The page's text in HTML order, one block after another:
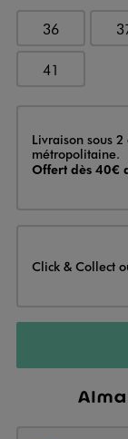
36
41
Livraison
Livraison sous
métropolitaine.
Offert dès 40€
Click & Collect